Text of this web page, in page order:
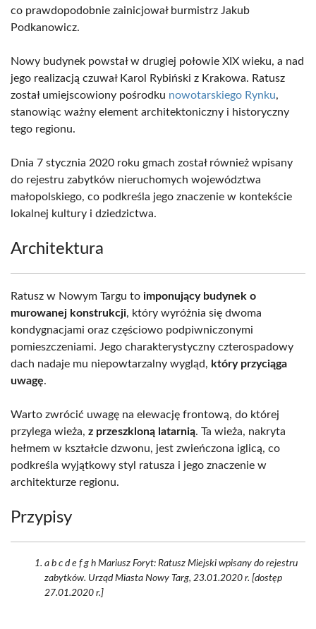
co prawdopodobnie zainicjował burmistrz Jakub
Podkanowicz.
Nowy budynek powstał w drugiej połowie XIX wieku, a nad
jego realizacją czuwał Karol Rybiński z Krakowa. Ratusz
został umiejscowiony pośrodku nowotarskiego Rynku,
stanowiąc ważny element architektoniczny i historyczny
tego regionu.
Dnia 7 stycznia 2020 roku gmach został również wpisany
do rejestru zabytków nieruchomych województwa
małopolskiego, co podkreśla jego znaczenie w kontekście
lokalnej kultury i dziedzictwa.
Architektura
Ratusz w Nowym Targu to imponujący budynek o
murowanej konstrukcji, który wyróżnia się dwoma
kondygnacjami oraz częściowo podpiwniczonymi
pomieszczeniami. Jego charakterystyczny czterospadowy
dach nadaje mu niepowtarzalny wygląd, który przyciąga
uwagę.
Warto zwrócić uwagę na elewację frontową, do której
przylega wieża, z przeszkloną latarnią. Ta wieża, nakryta
hełmem w kształcie dzwonu, jest zwieńczona iglicą, co
podkreśla wyjątkowy styl ratusza i jego znaczenie w
architekturze regionu.
Przypisy
a b c d e f g h Mariusz Foryt: Ratusz Miejski wpisany do rejestru
zabytków. Urząd Miasta Nowy Targ, 23.01.2020 r. [dostęp
27.01.2020 r.]